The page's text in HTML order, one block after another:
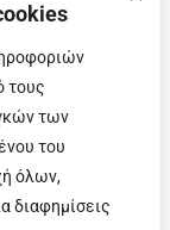
τους
των
του
όλων,
διαφημίσεις
ιδέες και
Θεσσαλία.